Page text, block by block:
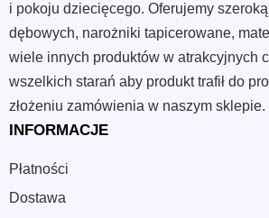
i pokoju dziecięcego. Oferujemy
dębowych, narożniki tapicerowane,
wiele innych produktów w atrakcyjnych
wszelkich starań aby produkt trafił do
złożeniu zamówienia w naszym sklepie.
INFORMACJE
Płatności
Dostawa